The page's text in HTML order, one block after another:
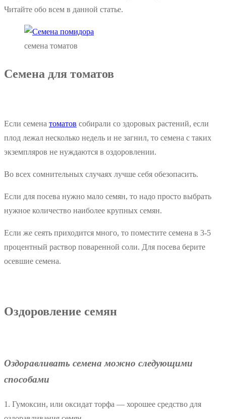
Читайте обо всем в данной статье.
семена томатов
Семена для томатов
Если семена томатов собирали со здоровых растений, если
плод лежал несколько недель и не загнил, то семена с таких
экземпляров не нуждаются в оздоровлении.
Во всех сомнительных случаях лучше себя обезопасить.
Если для посева нужно мало семян, то надо просто выбрать
нужное количество наиболее крупных семян.
Если же сеять приходится много, то поместите семена в 3-5
процентный раствор поваренной соли. Для посева берите
осевшие семена.
Оздоровление семян
Оздоравливать семена можно следующими
способами
1. Гумоксин, или оксидат торфа — хорошее средство для